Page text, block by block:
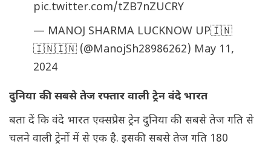
pic.twitter.com/tZB7nZUCRY
— MANOJ SHARMA LUCKNOW UP🇮🇳
🇮🇳🇮🇳 (@ManojSh28986262) May 11,
2024
दुनिया की सबसे तेज रफ्तार वाली ट्रेन वंदे भारत
बता दें कि वंदे भारत एक्सप्रेस ट्रेन दुनिया की सबसे तेज गति से
चलने वाली ट्रेनों में से एक है. इसकी सबसे तेज गति 180